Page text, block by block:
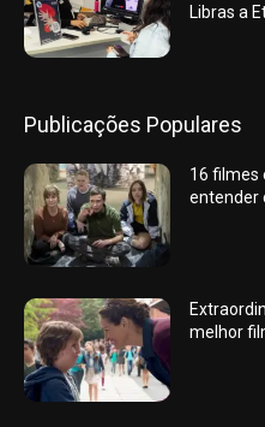
Libras a
Publicações Populares
16 filmes
entender
melhor